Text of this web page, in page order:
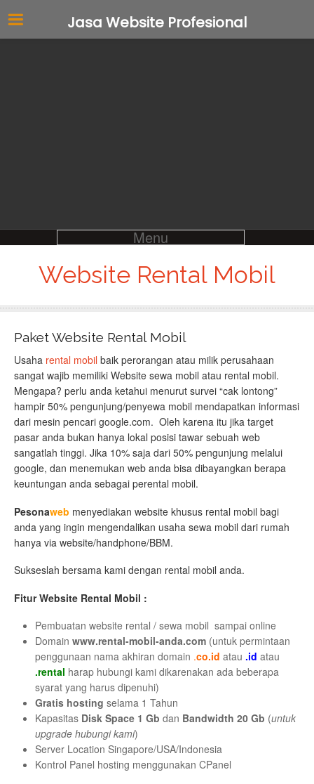
Menu
Website Rental Mobil
Paket Website Rental Mobil
Usaha rental mobil baik perorangan atau milik perusahaan
sangat wajib memiliki Website sewa mobil atau rental mobil.
Mengapa? perlu anda ketahui menurut survei “cak lontong”
hampir 50% pengunjung/penyewa mobil mendapatkan informasi
dari mesin pencari google.com. Oleh karena itu jika target
pasar anda bukan hanya lokal posisi tawar sebuah web
sangatlah tinggi. Jika 10% saja dari 50% pengunjung melalui
google, dan menemukan web anda bisa dibayangkan berapa
keuntungan anda sebagai perental mobil.
Pesonaweb menyediakan website khusus rental mobil bagi
anda yang ingin mengendalikan usaha sewa mobil dari rumah
hanya via website/handphone/BBM.
Sukseslah bersama kami dengan rental mobil anda.
Fitur Website Rental Mobil :
Pembuatan website rental / sewa mobil sampai online
Domain www.rental-mobil-anda.com (untuk permintaan
penggunaan nama akhiran domain .co.id atau .id atau
.rental harap hubungi kami dikarenakan ada beberapa
syarat yang harus dipenuhi)
Gratis hosting selama 1 Tahun
Kapasitas Disk Space 1 Gb dan Bandwidth 20 Gb (untuk
upgrade hubungi kami)
Server Location Singapore/USA/Indonesia
Kontrol Panel hosting menggunakan CPanel
Jasa Website Profesional